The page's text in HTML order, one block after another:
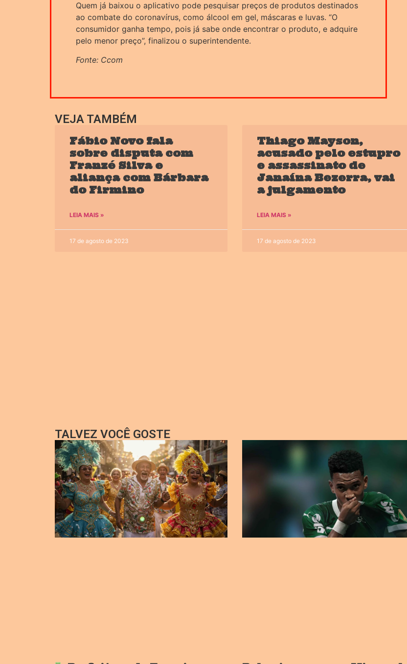
Quem já baixou o aplicativo pode pesquisar preços de produtos destinados
ao combate do coronavírus, como álcool em gel, máscaras e luvas. “O
consumidor ganha tempo, pois já sabe onde encontrar o produto, e adquire
pelo menor preço”, finalizou o superintendente.
Fonte: Ccom
VEJA TAMBÉM
Fábio Novo fala
sobre disputa com
Franzé Silva e
aliança com Bárbara
do Firmino
LEIA MAIS »
17 de agosto de 2023
Thiago Mayson,
acusado pelo estupro
e assassinato de
Janaína Bezerra, vai
a julgamento
LEIA MAIS »
17 de agosto de 2023
TALVEZ VOCÊ GOSTE